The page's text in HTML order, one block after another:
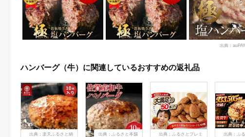
出典：
ハンバーグ（牛）に関連しているおすすめの返礼品
出典：楽天ふるさと納
出典：ふるさと本舗
出典：ふるさとプレミ
出典：ふ